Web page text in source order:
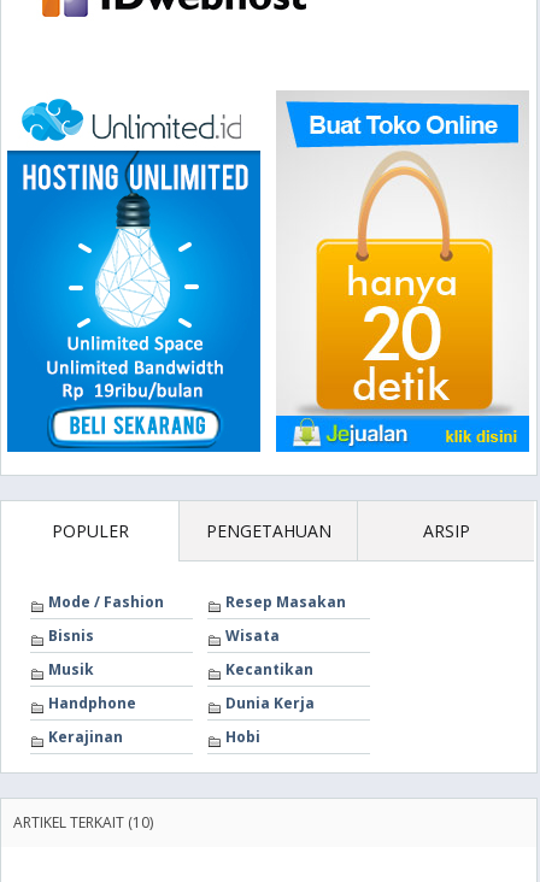
POPULER PENGETAHUAN ARSIP
Mode / Fashion
Resep Masakan
Bisnis
Wisata
Musik
Kecantikan
Handphone
Dunia Kerja
Kerajinan
Hobi
ARTIKEL TERKAIT (10)